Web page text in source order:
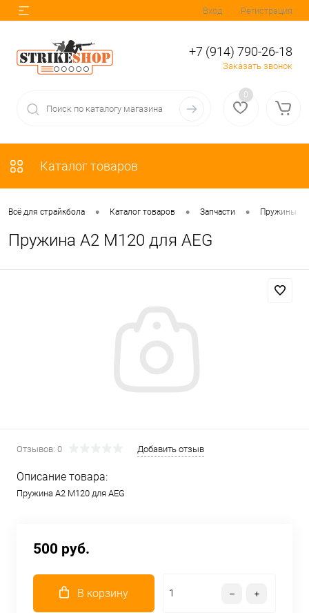
Вход Регистрация
+7 (914) 790-26-18
Заказать звонок
0
Каталог товаров
Всё для страйкбола • Каталог товаров • Запчасти • Пружины
Пружина А2 M120 для AEG
Отзывов: 0 Добавить отзыв
Описание товара:
Пружина А2 M120 для AEG
500 руб.
В корзину